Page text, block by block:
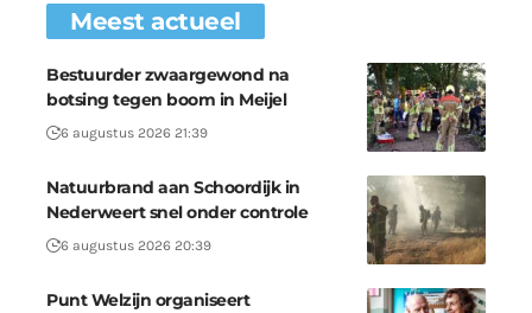
Meest actueel
Bestuurder zwaargewond na
botsing tegen boom in Meijel
6 augustus 2026 21:39
Natuurbrand aan Schoordijk in
Nederweert snel onder controle
6 augustus 2026 20:39
Punt Welzijn organiseert